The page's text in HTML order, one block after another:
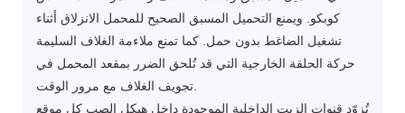
كوبكو. ويمنع التحميل المسبق الصحيح للمحمل الانزلاق أثناء
تشغيل الضاغط بدون حمل. كما تمنع ملاءمة الغلاف السليمة
حركة الحلقة الخارجية التي قد تُلحق الضرر بمقعد المحمل في
تُزوّد ​​قنوات الزيت الداخلية الموجودة داخل هيكل الصب كل موقع